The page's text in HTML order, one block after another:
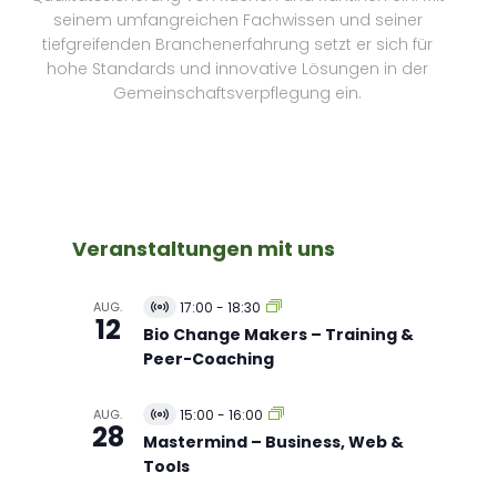
seinem umfangreichen Fachwissen und seiner
tiefgreifenden Branchenerfahrung setzt er sich für
hohe Standards und innovative Lösungen in der
Gemeinschaftsverpflegung ein.
Veranstaltungen mit uns
AUG.
12
V
i
t
l
l
e
17:00 - 18:30
Bio Change Makers – Training &
Peer-Coaching
AUG.
28
V
i
t
15:00 - 16:00
Mastermind – Business, Web &
Tools